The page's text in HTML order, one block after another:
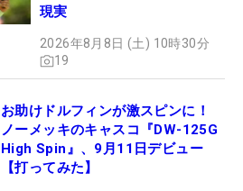
現実
2026年8月8日 (土) 10時30分
19
お助けドルフィンが激スピンに！
ノーメッキのキャスコ『DW-125G
High Spin』、9月11日デビュー
【打ってみた】